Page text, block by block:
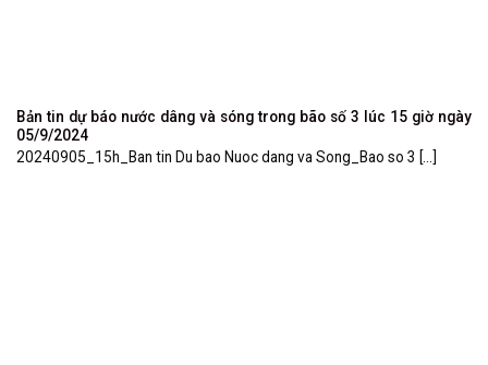
Bản tin dự báo nước dâng và sóng trong bão số 3 lúc 15 giờ ngày
05/9/2024
20240905_15h_Ban tin Du bao Nuoc dang va Song_Bao so 3 [...]